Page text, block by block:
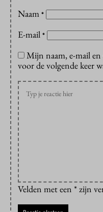
Naam *
E-mail *
Mijn naam, e-mail en
voor de volgende keer
Velden met een * zijn